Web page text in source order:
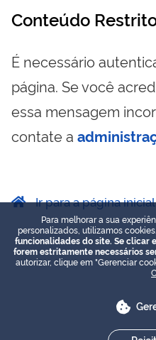
Conteúdo
É necessário
página. Se você
essa mensagem
contate a
Ir para a página inicial
Para melhorar a sua
personalizados, utilizamos cookies.
funcionalidades do site. Se clicar
forem estritamente necessários
autorizar, clique em "Gerenciar